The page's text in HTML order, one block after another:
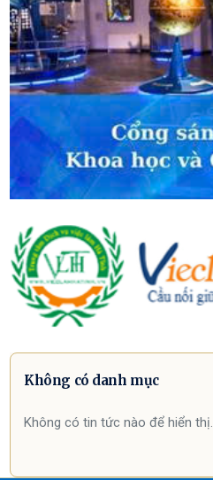
Không có danh mục
Không có tin tức nào để hiển thị.